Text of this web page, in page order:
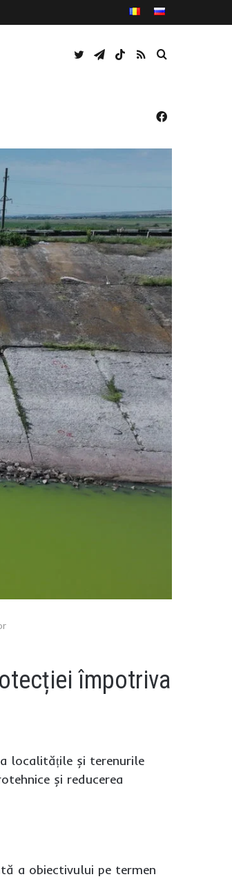
Caută
RSS
TikTok
Telegram
Twitter
Facebook
împotriva
localitățile și terenurile
și reducerea
a obiectivului pe termen